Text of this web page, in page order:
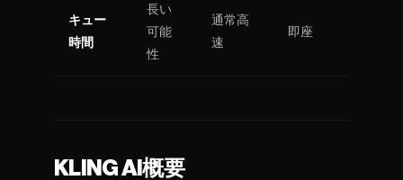
キュー
時間
長い
可能
性
通常高
速
即座
KLING AI概要